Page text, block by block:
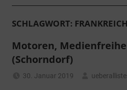
SCHLAGWORT: FRANKREICH
Motoren,
(Schorndorf)
30. Januar 2019